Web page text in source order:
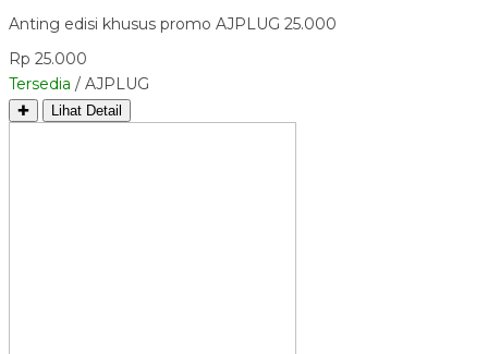
Anting edisi khusus promo AJPLUG 25.000
Rp 25.000
Tersedia / AJPLUG
✚ Lihat Detail